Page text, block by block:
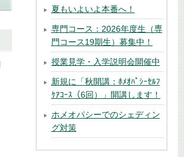
夏もいよいよ本番へ！
専門コース：2026年度生（専
門コース19期生）募集中！
授業見学・入学説明会開催中
新規に「秋開講：ﾎﾒｵﾊﾟｼｰｾﾙﾌ
ｹｱｺｰｽ（6回）」開講します！
ホメオパシーでのシェディン
グ対策